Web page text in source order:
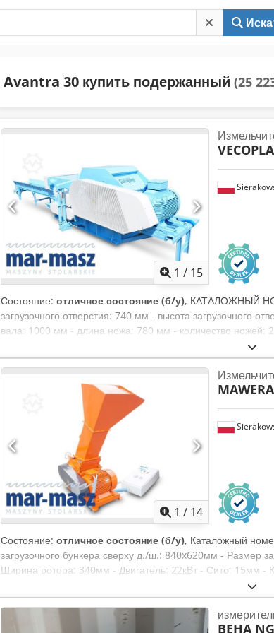
Avantra 30 купить подержанный (25
1 / 15
Состояние: отличное состояние (б/у), КАТАЛОЖНЫЙ
загрузочного отверстия: 740 мм - высота загрузочного
вала: 1000 мм - длина ножа: 780 мм - количество ножей:
подающих вала - двигатель нижнего вала: 5,5 кВт -
вала: 5,5 кВт - ленточный подающий транспортер -
ленты: 600 мм Csdpfszrmw Djx Abfjrf - двигатель подачи
реверс - автореверс - общие габариты машины (Д/Ш/В):
(Д/Ш/В): 4550x980x970 мм - общий вес: около 11 000 кг –
возможностью регулировки) – промышленный
900 PLN Нетто-цена: 55 200 EUR Нетто-цена рассчитана
колебаниях курса возможна корректировка цены)
1 / 14
Состояние: отличное состояние (б/у), Каталожный
загрузочного бункера сверху д./ш.: 840x620мм - Размер
Ширина ротора: 340мм - Двигатель: 22кВт - Сито: 15мм
Выход для измельченной древесины: ф160мм -
ПРЕИМУЩЕСТВА – Немецкое производство – Очень
Цена нетто: 23900 PLN Цена нетто: 5690 EUR при курсе
BEHA